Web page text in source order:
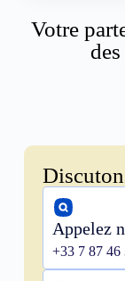
Votre
Appelez
+33 7 87 46